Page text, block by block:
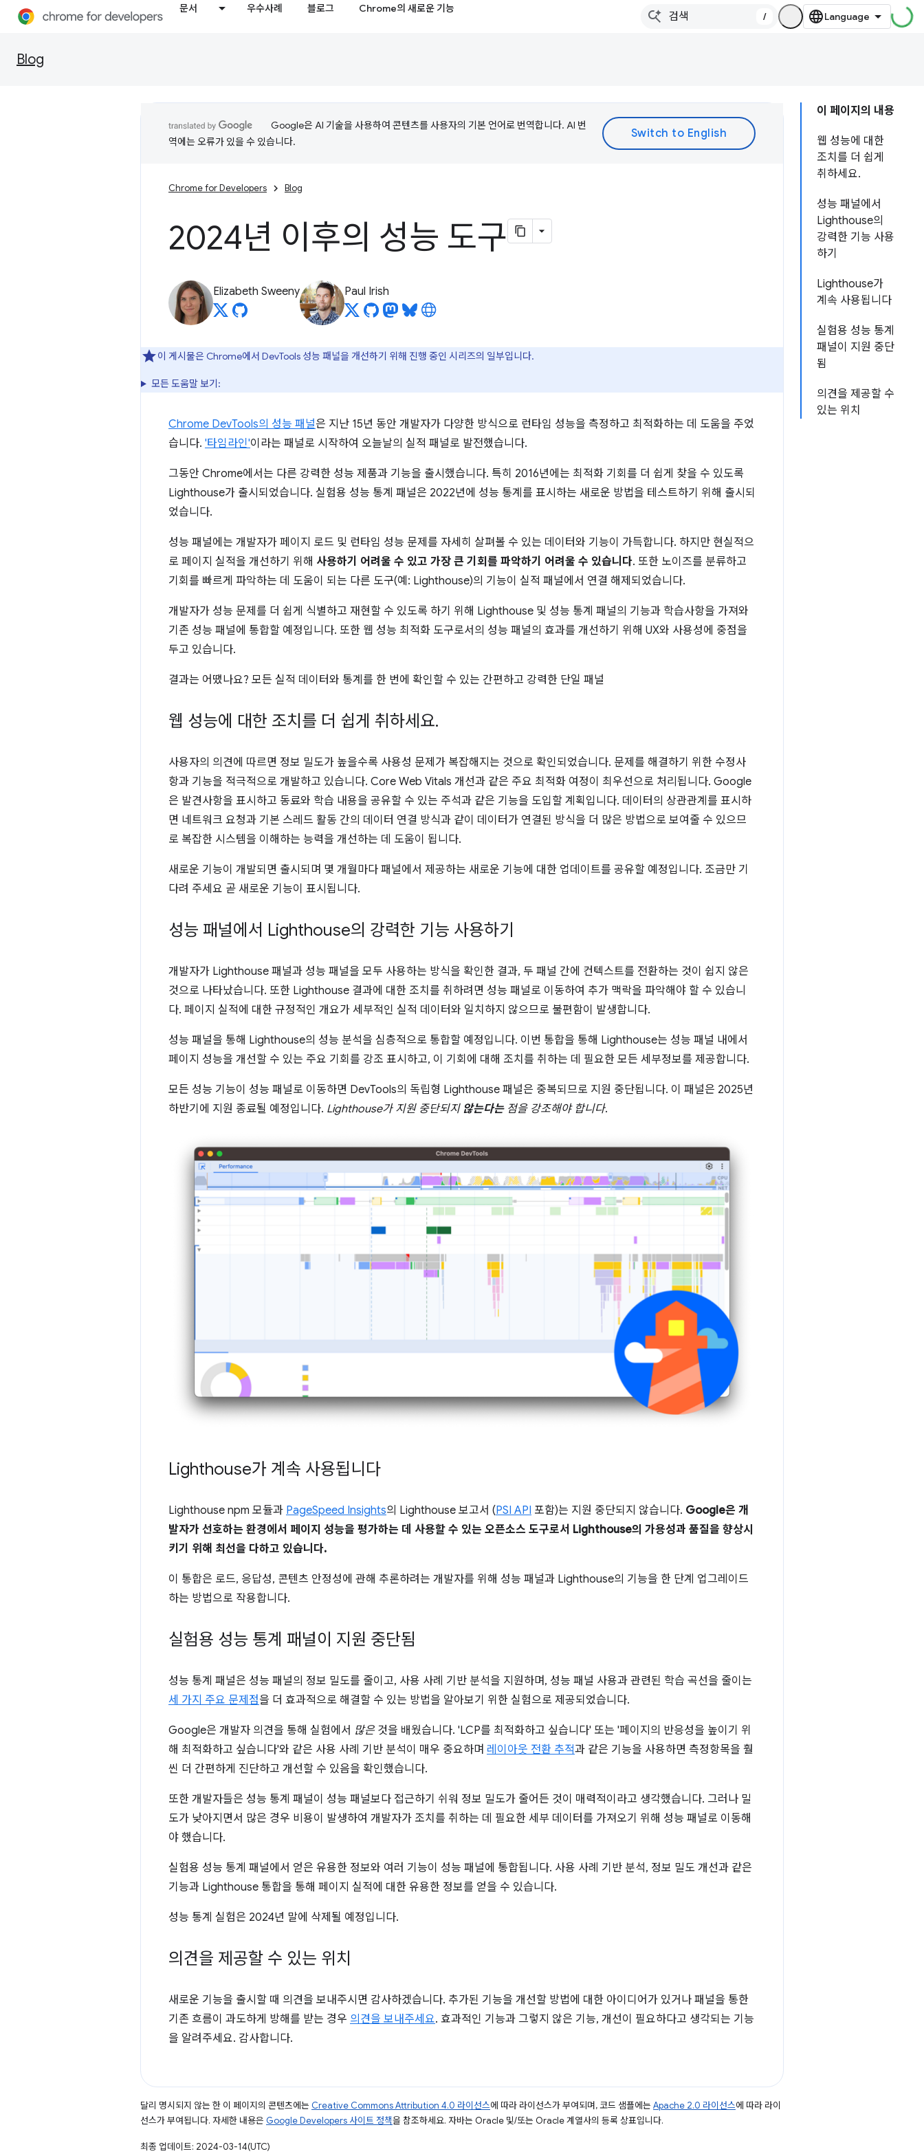
문서 우수사례 블로그 Chrome의 새로운 기능
/
Blog
이 페이지의 내용
웹 성능에 대한
조치를 더 쉽게
취하세요.
성능 패널에서
Lighthouse의
강력한 기능 사용
하기
Lighthouse가
계속 사용됩니다
실험용 성능 통계
패널이 지원 중단
됨
의견을 제공할 수
있는 위치
Google은 AI 기술을 사용하여 콘텐츠를 사용자의 기본 언어로 번역합니다. AI 번
역에는 오류가 있을 수 있습니다.
Chrome for Developers Blog
2024년 이후의 성능 도구
Elizabeth Sweeny Paul Irish
이 게시물은 Chrome에서 DevTools 성능 패널을 개선하기 위해 진행 중인 시리즈의 일부입니다.
모든 도움말 보기:
Chrome DevTools의 성능 패널은 지난 15년 동안 개발자가 다양한 방식으로 런타임 성능을 측정하고 최적화하는 데 도움을 주었
습니다. '타임라인'이라는 패널로 시작하여 오늘날의 실적 패널로 발전했습니다.
그동안 Chrome에서는 다른 강력한 성능 제품과 기능을 출시했습니다. 특히 2016년에는 최적화 기회를 더 쉽게 찾을 수 있도록
Lighthouse가 출시되었습니다. 실험용 성능 통계 패널은 2022년에 성능 통계를 표시하는 새로운 방법을 테스트하기 위해 출시되
었습니다.
성능 패널에는 개발자가 페이지 로드 및 런타임 성능 문제를 자세히 살펴볼 수 있는 데이터와 기능이 가득합니다. 하지만 현실적으
로 페이지 실적을 개선하기 위해 사용하기 어려울 수 있고 가장 큰 기회를 파악하기 어려울 수 있습니다. 또한 노이즈를 분류하고
기회를 빠르게 파악하는 데 도움이 되는 다른 도구(예: Lighthouse)의 기능이 실적 패널에서 연결 해제되었습니다.
개발자가 성능 문제를 더 쉽게 식별하고 재현할 수 있도록 하기 위해 Lighthouse 및 성능 통계 패널의 기능과 학습사항을 가져와
기존 성능 패널에 통합할 예정입니다. 또한 웹 성능 최적화 도구로서의 성능 패널의 효과를 개선하기 위해 UX와 사용성에 중점을
두고 있습니다.
결과는 어땠나요? 모든 실적 데이터와 통계를 한 번에 확인할 수 있는 간편하고 강력한 단일 패널
웹 성능에 대한 조치를 더 쉽게 취하세요.
사용자의 의견에 따르면 정보 밀도가 높을수록 사용성 문제가 복잡해지는 것으로 확인되었습니다. 문제를 해결하기 위한 수정사
항과 기능을 적극적으로 개발하고 있습니다. Core Web Vitals 개선과 같은 주요 최적화 여정이 최우선으로 처리됩니다. Google
은 발견사항을 표시하고 동료와 학습 내용을 공유할 수 있는 주석과 같은 기능을 도입할 계획입니다. 데이터의 상관관계를 표시하
면 네트워크 요청과 기본 스레드 활동 간의 데이터 연결 방식과 같이 데이터가 연결된 방식을 더 많은 방법으로 보여줄 수 있으므
로 복잡한 시스템을 이해하는 능력을 개선하는 데 도움이 됩니다.
새로운 기능이 개발되면 출시되며 몇 개월마다 패널에서 제공하는 새로운 기능에 대한 업데이트를 공유할 예정입니다. 조금만 기
다려 주세요 곧 새로운 기능이 표시됩니다.
성능 패널에서 Lighthouse의 강력한 기능 사용하기
개발자가 Lighthouse 패널과 성능 패널을 모두 사용하는 방식을 확인한 결과, 두 패널 간에 컨텍스트를 전환하는 것이 쉽지 않은
것으로 나타났습니다. 또한 Lighthouse 결과에 대한 조치를 취하려면 성능 패널로 이동하여 추가 맥락을 파악해야 할 수 있습니
다. 페이지 실적에 대한 규정적인 개요가 세부적인 실적 데이터와 일치하지 않으므로 불편함이 발생합니다.
성능 패널을 통해 Lighthouse의 성능 분석을 심층적으로 통합할 예정입니다. 이번 통합을 통해 Lighthouse는 성능 패널 내에서
페이지 성능을 개선할 수 있는 주요 기회를 강조 표시하고, 이 기회에 대해 조치를 취하는 데 필요한 모든 세부정보를 제공합니다.
모든 성능 기능이 성능 패널로 이동하면 DevTools의 독립형 Lighthouse 패널은 중복되므로 지원 중단됩니다. 이 패널은 2025년
하반기에 지원 종료될 예정입니다. Lighthouse가 지원 중단되지 않는다는점을 강조해야 합니다.
Lighthouse가 계속 사용됩니다
Lighthouse npm 모듈과 PageSpeed Insights의 Lighthouse 보고서 (PSI API 포함)는 지원 중단되지 않습니다. Google은 개
발자가 선호하는 환경에서 페이지 성능을 평가하는 데 사용할 수 있는 오픈소스 도구로서 Lighthouse의 가용성과 품질을 향상시
키기 위해 최선을 다하고 있습니다.
이 통합은 로드, 응답성, 콘텐츠 안정성에 관해 추론하려는 개발자를 위해 성능 패널과 Lighthouse의 기능을 한 단계 업그레이드
하는 방법으로 작용합니다.
실험용 성능 통계 패널이 지원 중단됨
성능 통계 패널은 성능 패널의 정보 밀도를 줄이고, 사용 사례 기반 분석을 지원하며, 성능 패널 사용과 관련된 학습 곡선을 줄이는
세 가지 주요 문제점을 더 효과적으로 해결할 수 있는 방법을 알아보기 위한 실험으로 제공되었습니다.
Google은 개발자 의견을 통해 실험에서 많은것을 배웠습니다. 'LCP를 최적화하고 싶습니다' 또는 '페이지의 반응성을 높이기 위
해 최적화하고 싶습니다'와 같은 사용 사례 기반 분석이 매우 중요하며 레이아웃 전환 추적과 같은 기능을 사용하면 측정항목을 훨
씬 더 간편하게 진단하고 개선할 수 있음을 확인했습니다.
또한 개발자들은 성능 통계 패널이 성능 패널보다 접근하기 쉬워 정보 밀도가 줄어든 것이 매력적이라고 생각했습니다. 그러나 밀
도가 낮아지면서 많은 경우 비용이 발생하여 개발자가 조치를 취하는 데 필요한 세부 데이터를 가져오기 위해 성능 패널로 이동해
야 했습니다.
실험용 성능 통계 패널에서 얻은 유용한 정보와 여러 기능이 성능 패널에 통합됩니다. 사용 사례 기반 분석, 정보 밀도 개선과 같은
기능과 Lighthouse 통합을 통해 페이지 실적에 대한 유용한 정보를 얻을 수 있습니다.
성능 통계 실험은 2024년 말에 삭제될 예정입니다.
의견을 제공할 수 있는 위치
새로운 기능을 출시할 때 의견을 보내주시면 감사하겠습니다. 추가된 기능을 개선할 방법에 대한 아이디어가 있거나 패널을 통한
기존 흐름이 과도하게 방해를 받는 경우 의견을 보내주세요. 효과적인 기능과 그렇지 않은 기능, 개선이 필요하다고 생각되는 기능
을 알려주세요. 감사합니다.
달리 명시되지 않는 한 이 페이지의 콘텐츠에는 Creative Commons Attribution 4.0 라이선스에 따라 라이선스가 부여되며, 코드 샘플에는 Apache 2.0 라이선스에 따라 라이
선스가 부여됩니다. 자세한 내용은 Google Developers 사이트 정책을 참조하세요. 자바는 Oracle 및/또는 Oracle 계열사의 등록 상표입니다.
최종 업데이트: 2024-03-14(UTC)